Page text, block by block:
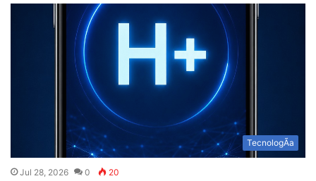
TecnologÃ­a
Jul 28, 2026 0 20